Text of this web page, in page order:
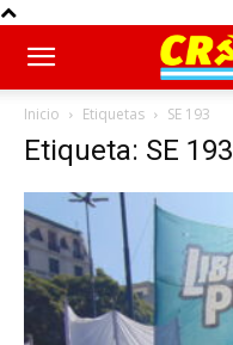
Inicio Etiquetas SE 193
Etiqueta: SE 193